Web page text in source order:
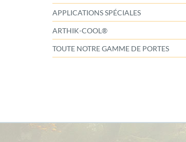
APPLICATIONS SPÉCIALES
ARTHIK-COOL®
TOUTE NOTRE GAMME DE PORTES